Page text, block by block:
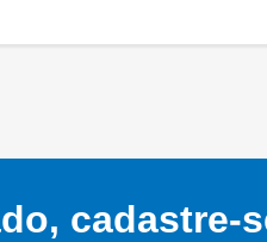
cadastre-